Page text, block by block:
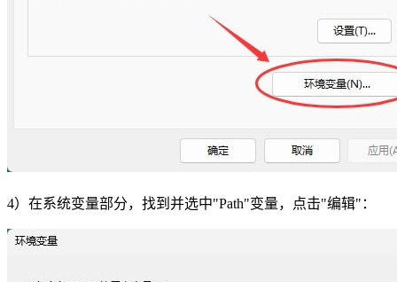
4）在系统变量部分，找到并选中"Path"变量，点击"编辑"：